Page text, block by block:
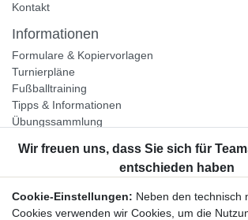
Kontakt
Informationen
Formulare & Kopiervorlagen
Turnierpläne
Fußballtraining
Tipps & Informationen
Übungssammlung
Unternehmen
Widerrufsrecht
Cookie-Einstellungen: Neben den technisch
Cookies verwenden wir Cookies, um die